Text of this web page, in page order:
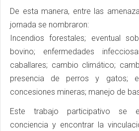
De esta manera, entre las
jornada se nombraron:
Incendios forestales; eventual
bovino; enfermedades
caballares; cambio climático;
presencia de perros y gatos;
concesiones mineras; manejo de
Este trabajo participativo se
conciencia y encontrar la